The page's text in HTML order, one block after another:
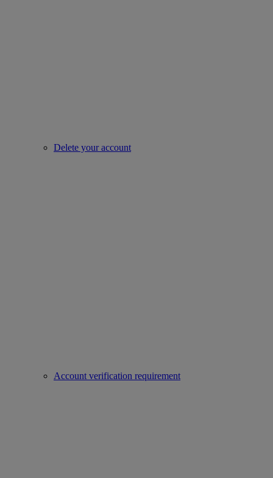
Delete your account
Account verification requirement